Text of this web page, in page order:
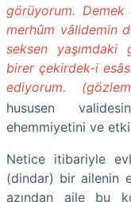
görüyorum. Demek
merhûm vâlidemin
seksen
birer çekirdek-i
ediyorum.
hususen
ehemmiyetini ve
Netice itibariyle
(dindar) bir ailenin
azından aile bu